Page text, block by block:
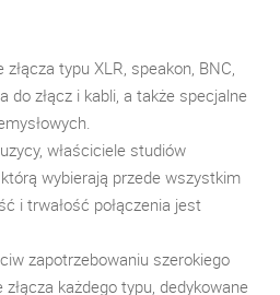
typu XLR, speakon, BNC,
do złącz i kabli, a także specjalne
właściciele studiów
wybierają przede wszystkim
i trwałość połączenia jest
zapotrzebowaniu szerokiego
każdego typu, dedykowane